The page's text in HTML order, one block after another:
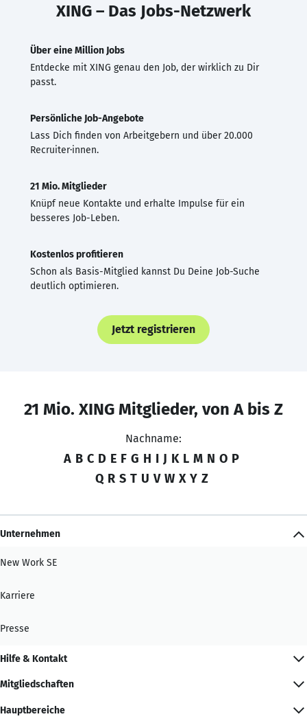
XING – Das Jobs-Netzwerk
Über eine Million Jobs
Entdecke mit XING genau den Job, der wirklich zu Dir
passt.
Persönliche Job-Angebote
Lass Dich finden von Arbeitgebern und über 20.000
Recruiter·innen.
21 Mio. Mitglieder
Knüpf neue Kontakte und erhalte Impulse für ein
besseres Job-Leben.
Kostenlos profitieren
Schon als Basis-Mitglied kannst Du Deine Job-Suche
deutlich optimieren.
Jetzt registrieren
21 Mio. XING Mitglieder, von A bis Z
Nachname:
A B C D E F G H I J K L M N O P
Q R S T U V W X Y Z
Unternehmen
New Work SE
Karriere
Presse
Hilfe & Kontakt
Mitgliedschaften
Hauptbereiche